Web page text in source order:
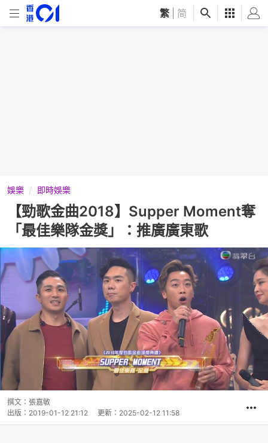
繁 简
娛樂 即時娛樂
【勁歌金曲2018】Supper Moment奪
「最佳樂隊金獎」：推廣廣東歌
撰文： 張嘉敏
出版： 2019-01-12 21:12 更新： 2025-02-12 11:58